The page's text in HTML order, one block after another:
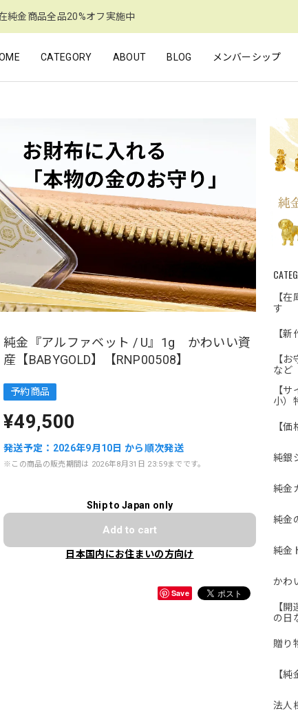
純金商品全品20%オフ実施中
CATEGORY ABOUT BLOG メンバーシップ
【
す
【
【
など
【
小）
【価
純銀
純金
純金
純金
かわ
【
の日
贈り
【
法人
純金『アルファベット / U』1g かわいい資
産【BABYGOLD】【RNP00508】
予約商品
¥49,500
発送予定：2026年9月10日 から順次発送
※この商品の販売期間は 2026年8月31日 23:59までです。
Ship to Japan only
Add to cart
日本国内にお住まいの方向け
Save